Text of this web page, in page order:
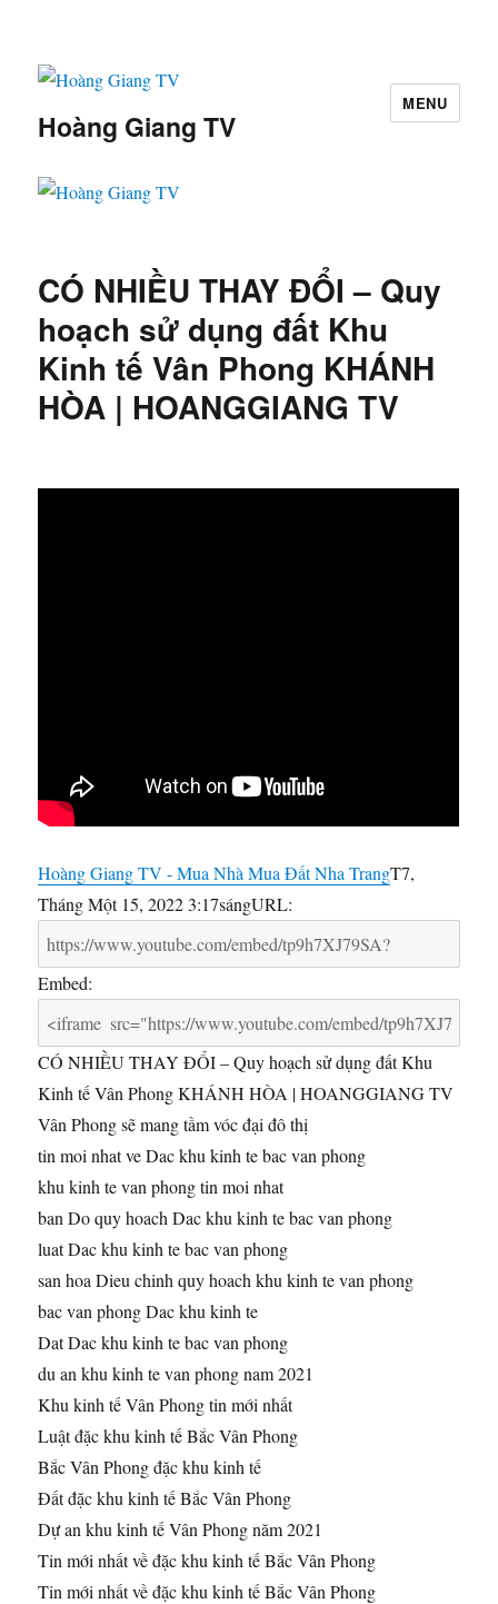
Hoàng Giang TV
MENU
CÓ NHIỀU THAY ĐỔI – Quy
hoạch sử dụng đất Khu
Kinh tế Vân Phong KHÁNH
HÒA | HOANGGIANG TV
Hoàng Giang TV - Mua Nhà Mua Đất Nha TrangT7,
Tháng Một 15, 2022 3:17sángURL:
Embed:
CÓ NHIỀU THAY ĐỔI – Quy hoạch sử dụng đất Khu
Kinh tế Vân Phong KHÁNH HÒA | HOANGGIANG TV
VânPhong sẽ mang tầm vóc đại đô thị
tin moi nhat ve Dac khu kinh te bac van phong
khu kinh te van phong tin moi nhat
ban Do quy hoach Dac khu kinh te bac van phong
luat Dac khu kinh te bac van phong
san hoa Dieu chinh quy hoach khu kinh te van phong
bac van phong Dac khu kinh te
Dat Dac khu kinh te bac van phong
du an khu kinh te van phong nam 2021
Khu kinh tế Vân Phong tin mới nhất
Luật đặc khu kinh tế Bắc Vân Phong
Bắc Vân Phong đặc khu kinh tế
Đất đặc khu kinh tế Bắc Vân Phong
Dự an khu kinh tế Vân Phong năm 2021
Tin mới nhất về đặc khu kinh tế Bắc Vân Phong
Tin mới nhất về đặc khu kinh tế Bắc Vân Phong